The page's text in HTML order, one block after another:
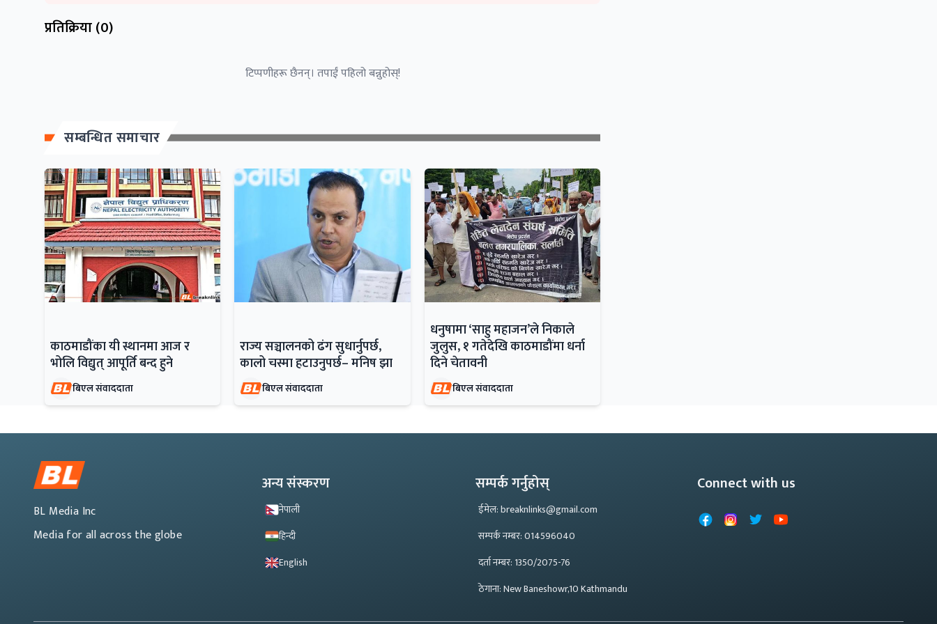
प्रतिक्रिया (0)
टिप्पणीहरू छैनन्। तपाईं पहिलो बन्नुहोस्!
सम्बन्धित समाचार
काठमाडौंका यी स्थानमा आज र
भोलि विद्युत् आपूर्ति बन्द हुने
बिएल संवाददाता
राज्य सञ्चालनको ढंग सुधार्नुपर्छ,
कालो चस्मा हटाउनुपर्छ– मनिष झा
बिएल संवाददाता
धनुषामा ‘साहु महाजन’ले निकाले
जुलुस, १ गतेदेखि काठमाडौंमा धर्ना
दिने चेतावनी
बिएल संवाददाता
BL Media Inc
Media for all across the globe
अन्य संस्करण
नेपाली
हिन्दी
English
सम्पर्क गर्नुहोस्
ईमेल: breaknlinks@gmail.com
सम्पर्क नम्बर: 014596040
दर्ता नम्बर: 1350/2075-76
ठेगाना: New Baneshowr,10 Kathmandu
Connect with us
FacebookInstagram
X YouTube